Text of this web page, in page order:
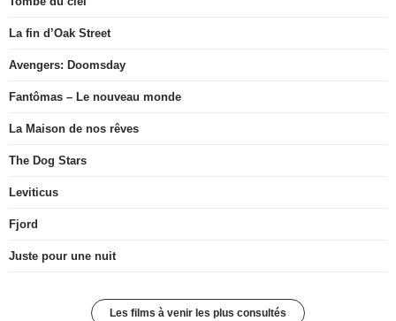
La fin d’Oak Street
Avengers: Doomsday
Fantômas – Le nouveau monde
La Maison de nos rêves
The Dog Stars
Leviticus
Fjord
Juste pour une nuit
Les films à venir les plus consultés